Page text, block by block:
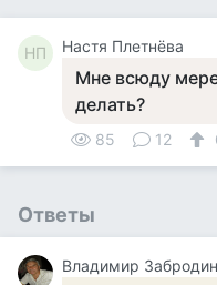
НП Настя Плетнёва
Мне всюду
делать?
85 12
Ответы
Владимир Забродин